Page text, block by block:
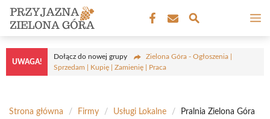
Przejdź
treści
UWAGA!
Dołącz do nowej grupy
Zielona Góra - Ogłoszenia |
Sprzedam | Kupię | Zamienię | Praca
Strona główna / Firmy / Usługi Lokalne /
Pralnia Zielona Góra